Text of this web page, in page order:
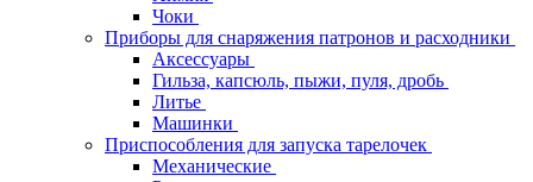
Чоки
Приборы для снаряжения патронов и расходники
Аксессуары
Гильза, капсюль, пыжи, пуля, дробь
Литье
Машинки
Приспособления для запуска тарелочек
Механические